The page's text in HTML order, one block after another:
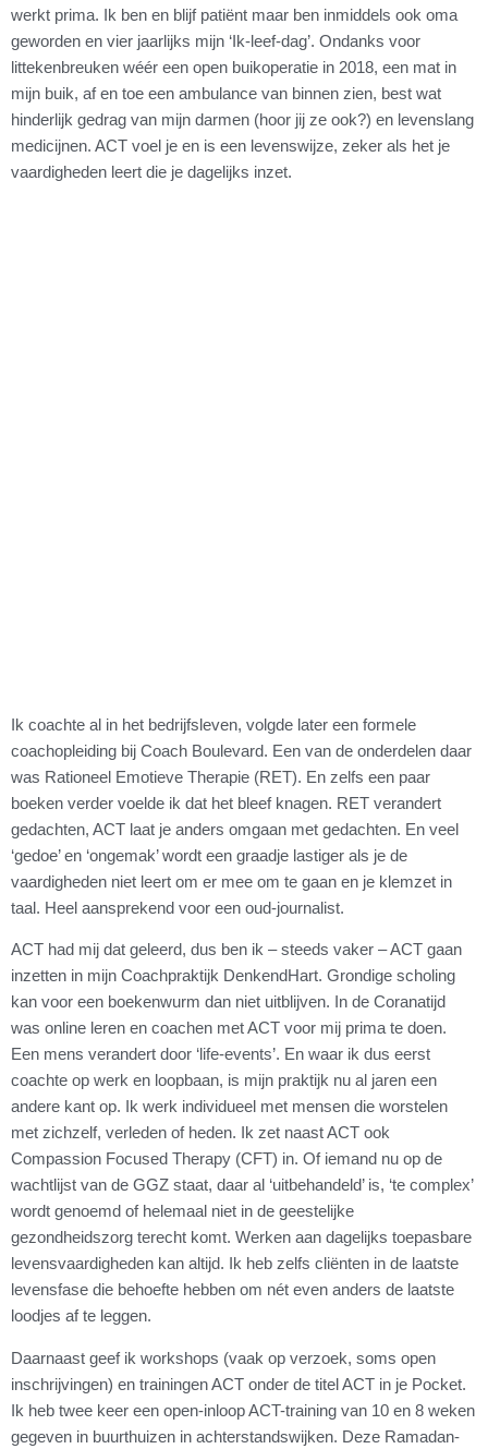
werkt prima. Ik ben en blijf patiënt maar ben inmiddels ook oma
geworden en vier jaarlijks mijn ‘Ik-leef-dag’. Ondanks voor
littekenbreuken wéér een open buikoperatie in 2018, een mat in
mijn buik, af en toe een ambulance van binnen zien, best wat
hinderlijk gedrag van mijn darmen (hoor jij ze ook?) en levenslang
medicijnen. ACT voel je en is een levenswijze, zeker als het je
vaardigheden leert die je dagelijks inzet.
Ik coachte al in het bedrijfsleven, volgde later een formele
coachopleiding bij Coach Boulevard. Een van de onderdelen daar
was Rationeel Emotieve Therapie (RET). En zelfs een paar
boeken verder voelde ik dat het bleef knagen. RET verandert
gedachten, ACT laat je anders omgaan met gedachten. En veel
‘gedoe’ en ‘ongemak’ wordt een graadje lastiger als je de
vaardigheden niet leert om er mee om te gaan en je klemzet in
taal. Heel aansprekend voor een oud-journalist.
ACT had mij dat geleerd, dus ben ik – steeds vaker – ACT gaan
inzetten in mijn Coachpraktijk DenkendHart. Grondige scholing
kan voor een boekenwurm dan niet uitblijven. In de Coranatijd
was online leren en coachen met ACT voor mij prima te doen.
Een mens verandert door ‘life-events’. En waar ik dus eerst
coachte op werk en loopbaan, is mijn praktijk nu al jaren een
andere kant op. Ik werk individueel met mensen die worstelen
met zichzelf, verleden of heden. Ik zet naast ACT ook
Compassion Focused Therapy (CFT) in. Of iemand nu op de
wachtlijst van de GGZ staat, daar al ‘uitbehandeld’ is, ‘te complex’
wordt genoemd of helemaal niet in de geestelijke
gezondheidszorg terecht komt. Werken aan dagelijks toepasbare
levensvaardigheden kan altijd. Ik heb zelfs cliënten in de laatste
levensfase die behoefte hebben om nét even anders de laatste
loodjes af te leggen.
Daarnaast geef ik workshops (vaak op verzoek, soms open
inschrijvingen) en trainingen ACT onder de titel ACT in je Pocket.
Ik heb twee keer een open-inloop ACT-training van 10 en 8 weken
gegeven in buurthuizen in achterstandswijken. Deze Ramadan-